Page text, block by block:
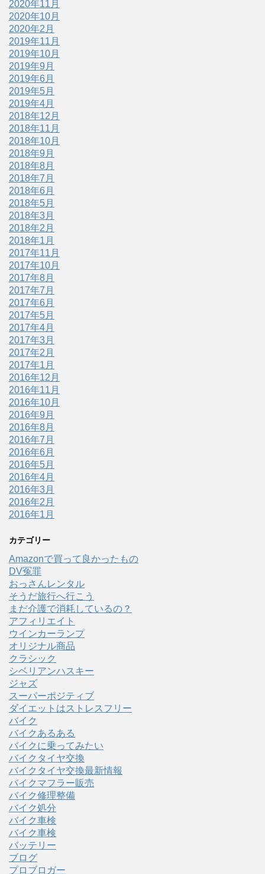
2020年11月
2020年10月
2020年2月
2019年11月
2019年10月
2019年9月
2019年6月
2019年5月
2019年4月
2018年12月
2018年11月
2018年10月
2018年9月
2018年8月
2018年7月
2018年6月
2018年5月
2018年3月
2018年2月
2018年1月
2017年11月
2017年10月
2017年8月
2017年7月
2017年6月
2017年5月
2017年4月
2017年3月
2017年2月
2017年1月
2016年12月
2016年11月
2016年10月
2016年9月
2016年8月
2016年7月
2016年6月
2016年5月
2016年4月
2016年3月
2016年2月
2016年1月
カテゴリー
Amazonで買って良かったもの
DV冤罪
おっさんレンタル
そうだ旅行へ行こう
まだ介護で消耗しているの？
アフィリエイト
ウインカーランプ
オリジナル商品
クラシック
シベリアンハスキー
ジャズ
スーパーポジティブ
ダイエットはストレスフリー
バイク
バイクあるある
バイクに乗ってみたい
バイクタイヤ交換
バイクタイヤ交換最新情報
バイクマフラー販売
バイク修理整備
バイク処分
バイク車検
バイク車検
バッテリー
ブログ
プロブロガー